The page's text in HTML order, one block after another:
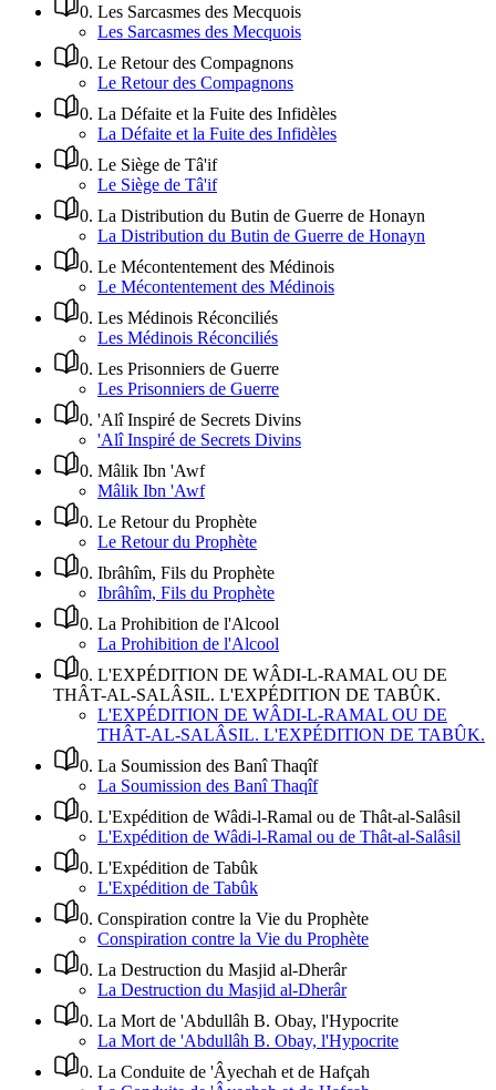
0. Les Sarcasmes des Mecquois
Les Sarcasmes des Mecquois
0. Le Retour des Compagnons
Le Retour des Compagnons
0. La Défaite et la Fuite des Infidèles
La Défaite et la Fuite des Infidèles
0. Le Siège de Tâ'if
Le Siège de Tâ'if
0. La Distribution du Butin de Guerre de Honayn
La Distribution du Butin de Guerre de Honayn
0. Le Mécontentement des Médinois
Le Mécontentement des Médinois
0. Les Médinois Réconciliés
Les Médinois Réconciliés
0. Les Prisonniers de Guerre
Les Prisonniers de Guerre
0. 'Alî Inspiré de Secrets Divins
'Alî Inspiré de Secrets Divins
0. Mâlik Ibn 'Awf
Mâlik Ibn 'Awf
0. Le Retour du Prophète
Le Retour du Prophète
0. Ibrâhîm, Fils du Prophète
Ibrâhîm, Fils du Prophète
0. La Prohibition de l'Alcool
La Prohibition de l'Alcool
0. L'EXPÉDITION DE WÂDI-L-RAMAL OU DE
THÂT-AL-SALÂSIL. L'EXPÉDITION DE TABÛK.
L'EXPÉDITION DE WÂDI-L-RAMAL OU DE
THÂT-AL-SALÂSIL. L'EXPÉDITION DE TABÛK.
0. La Soumission des Banî Thaqîf
La Soumission des Banî Thaqîf
0. L'Expédition de Wâdi-l-Ramal ou de Thât-al-Salâsil
L'Expédition de Wâdi-l-Ramal ou de Thât-al-Salâsil
0. L'Expédition de Tabûk
L'Expédition de Tabûk
0. Conspiration contre la Vie du Prophète
Conspiration contre la Vie du Prophète
0. La Destruction du Masjid al-Dherâr
La Destruction du Masjid al-Dherâr
0. La Mort de 'Abdullâh B. Obay, l'Hypocrite
La Mort de 'Abdullâh B. Obay, l'Hypocrite
0. La Conduite de 'Âyechah et de Hafçah